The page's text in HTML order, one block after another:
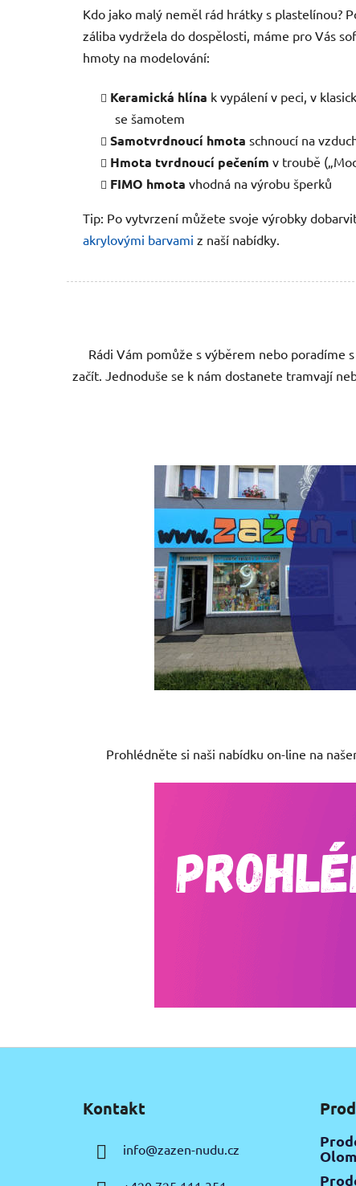
Kdo jako malý neměl rád hrátky s plastelínou?
záliba vydržela do dospělosti, máme pro Vás
hmoty na modelování:
Keramická hlína k vypálení v peci, v
se šamotem
Samotvrdnoucí hmota schnoucí na
Hmota tvrdnoucí pečením v troubě
FIMO hmota vhodná na výrobu šperků
Tip: Po vytvrzení můžete svoje výrobky
akrylovými barvami z naší nabídky.
Rádi Vám pomůže s výběrem nebo
začít. Jednoduše se k nám dostanete tramvají
Prohlédněte si naši nabídku on-line na
Kontakt
info@zazen-nudu.cz